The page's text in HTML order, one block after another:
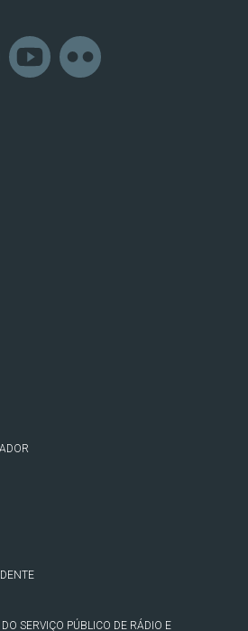
SERVIÇO PÚBLICO DE RÁDIO E